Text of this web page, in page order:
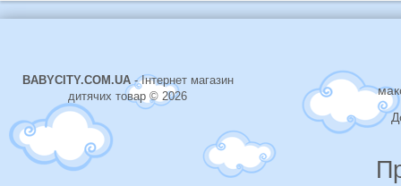
BABYCITY.COM.UA- Інтернет магазин
дитячих товар © 2026